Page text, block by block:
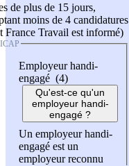
de plus de 15 jours,
moins de 4 candidatures
France Travail est informé)
Employeur handi-
engagé (4)
Qu'est-ce qu'un
employeur handi-
engagé ?
Un employeur handi-
engagé est un
employeur reconnu